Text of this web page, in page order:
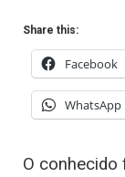
Share this:
Facebook
WhatsApp
O conhecido